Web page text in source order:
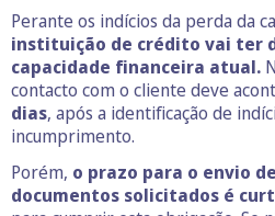
Perante os indícios da perda da
instituição de crédito vai ter
capacidade financeira atual.
contacto com o cliente deve
dias, após a identificação de
incumprimento.
Porém, o prazo para o envio
documentos solicitados é